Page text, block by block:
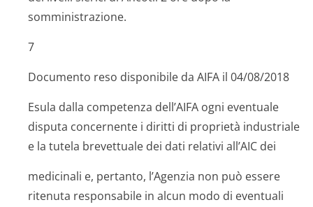
somministrazione.
7
Documento reso disponibile da AIFA il 04/08/2018
Esula dalla competenza dell’AIFA ogni eventuale
disputa concernente i diritti di proprietà industriale
e la tutela brevettuale dei dati relativi all’AIC dei
medicinali e, pertanto, l’Agenzia non può essere
ritenuta responsabile in alcun modo di eventuali